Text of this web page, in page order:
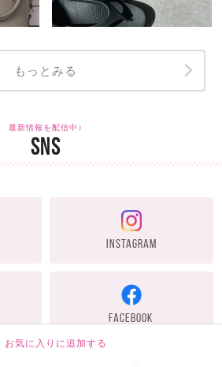
お気に入りに追加する
もっとみる
最新情報を配信中♪
SNS
INSTAGRAM
FACEBOOK